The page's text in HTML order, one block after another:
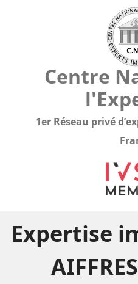
Centre
1er Réseau privé
Expertise